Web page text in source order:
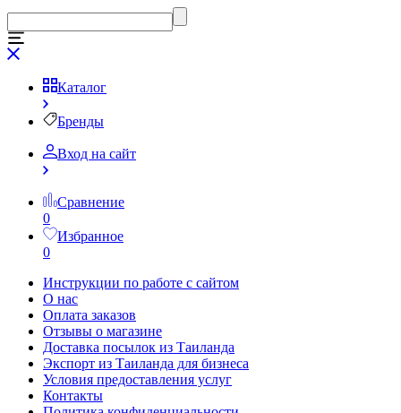
Каталог
Бренды
Вход на сайт
Сравнение
0
Избранное
0
Инструкции по работе с сайтом
О нас
Оплата заказов
Отзывы о магазине
Доставка посылок из Таиланда
Экспорт из Таиланда для бизнеса
Условия предоставления услуг
Контакты